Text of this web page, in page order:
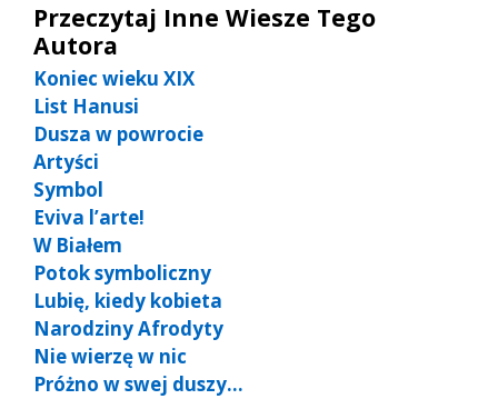
Przeczytaj Inne Wiesze Tego
Autora
Koniec wieku XIX
List Hanusi
Dusza w powrocie
Artyści
Symbol
Eviva l’arte!
W Białem
Potok symboliczny
Lubię, kiedy kobieta
Narodziny Afrodyty
Nie wierzę w nic
Próżno w swej duszy…